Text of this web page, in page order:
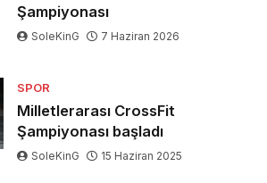
Şampiyonası
SoleKinG 7 Haziran 2026
SPOR
Milletlerarası CrossFit
Şampiyonası başladı
SoleKinG 15 Haziran 2025